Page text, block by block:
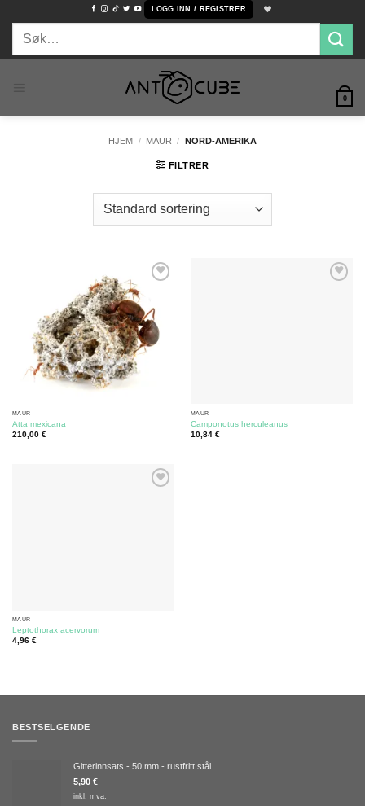
content
LOGG INN / REGISTRER
Søk
0
HJEM / MAUR / NORD-AMERIKA
FILTRER
MAUR
Atta mexicana
210,00 €
MAUR
Camponotus herculeanus
10,84 €
MAUR
Leptothorax acervorum
4,96 €
BESTSELGENDE
Gitterinnsats - 50 mm - rustfritt stål
5,90 €
inkl. mva.